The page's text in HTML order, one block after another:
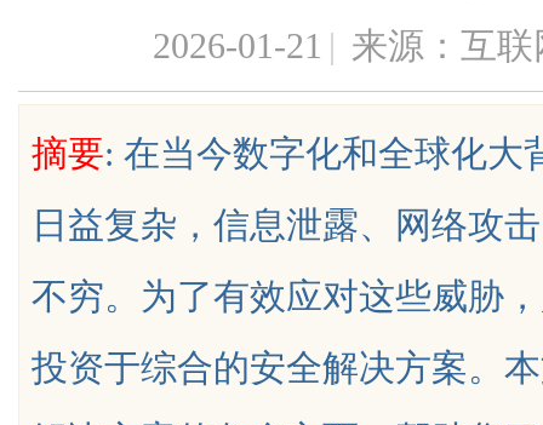
uz
2026-01-21 | 来源：互联
摘要: 在当今数字化和全球化大
日益复杂，信息泄露、网络攻
不穷。为了有效应对这些威胁
投资于综合的安全解决方案。
他免费派单？ 究竟藏着哪些行业秘诀？